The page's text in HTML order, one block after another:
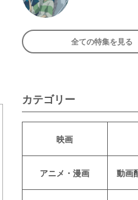
全ての特集を見る
カテゴリー
映画
アニメ・漫画 動画